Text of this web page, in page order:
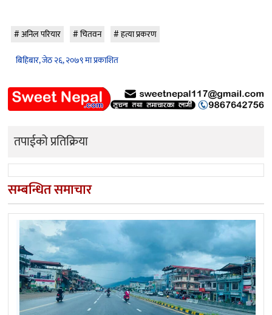
अनिल परियार चितवन
हत्या प्रकरण
बिहिबार, जेठ २६, २०७९ मा प्रकाशित
तपाईको प्रतिक्रिया
सम्बन्धित समाचार